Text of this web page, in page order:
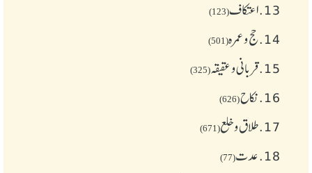
13. اعتکاف(123)
14. حج و عمرہ(501)
15. قربانی و عقیقہ(325)
16. نکاح(626)
17. طلاق و خلع(671)
18. عدت(77)